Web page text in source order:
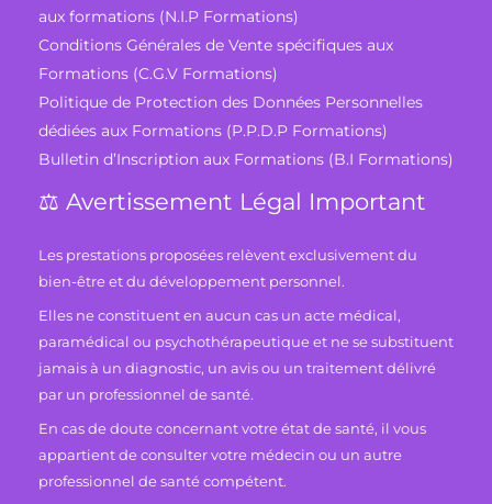
aux formations (N.I.P Formations)
Conditions Générales de Vente spécifiques aux
Formations (C.G.V Formations)
Politique de Protection des Données Personnelles
dédiées aux Formations (P.P.D.P Formations)
Bulletin d’Inscription aux Formations (B.I Formations)
⚖️ Avertissement Légal Important
Les prestations proposées relèvent exclusivement du
bien-être et du développement personnel.
Elles ne constituent en aucun cas un acte médical,
paramédical ou psychothérapeutique et ne se substituent
jamais à un diagnostic, un avis ou un traitement délivré
par un professionnel de santé.
En cas de doute concernant votre état de santé, il vous
appartient de consulter votre médecin ou un autre
professionnel de santé compétent.